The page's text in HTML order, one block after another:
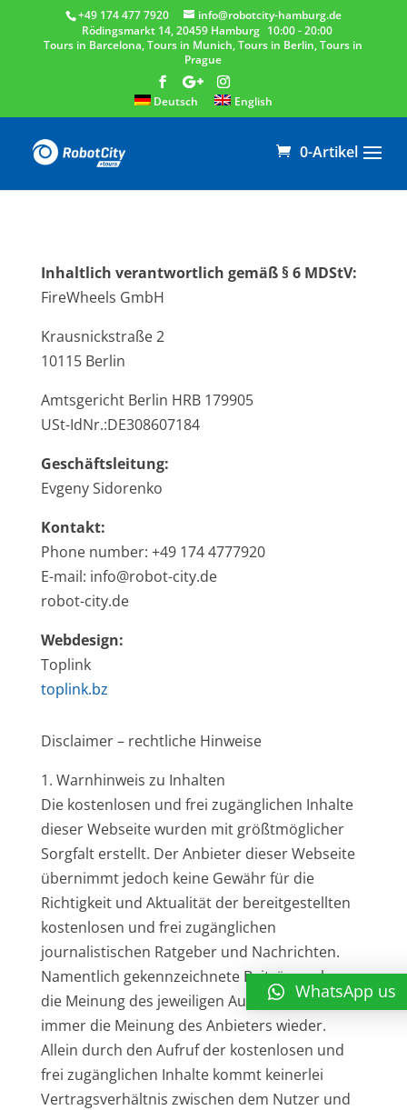
‎+49 174 477 7920
info@robotcity-hamburg.de
Rödingsmarkt 14, 20459 Hamburg 10:00 - 20:00
Tours in Barcelona,Tours in Munich,Tours in Berlin,Tours in
Prague
Deutsch English
0-Artikel
Inhaltlich verantwortlich gemäß § 6 MDStV:
FireWheels GmbH
Krausnickstraße 2
10115 Berlin
Amtsgericht Berlin HRB 179905
USt-IdNr.:DE308607184
Geschäftsleitung:
Evgeny Sidorenko
Kontakt:
Phone number: +49 174 4777920
E-mail: info@robot-city.de
robot-city.de
Webdesign:
Toplink
toplink.bz
Disclaimer – rechtliche Hinweise
1. Warnhinweis zu Inhalten
Die kostenlosen und frei zugänglichen Inhalte
dieser Webseite wurden mit größtmöglicher
Sorgfalt erstellt. Der Anbieter dieser Webseite
übernimmt jedoch keine Gewähr für die
Richtigkeit und Aktualität der bereitgestellten
kostenlosen und frei zugänglichen
journalistischen Ratgeber und Nachrichten.
Namentlich gekennzeichnete Beiträge geben
die Meinung des jeweiligen Autors und nicht
immer die Meinung des Anbieters wieder.
Allein durch den Aufruf der kostenlosen und
frei zugänglichen Inhalte kommt keinerlei
Vertragsverhältnis zwischen dem Nutzer und
WhatsApp us